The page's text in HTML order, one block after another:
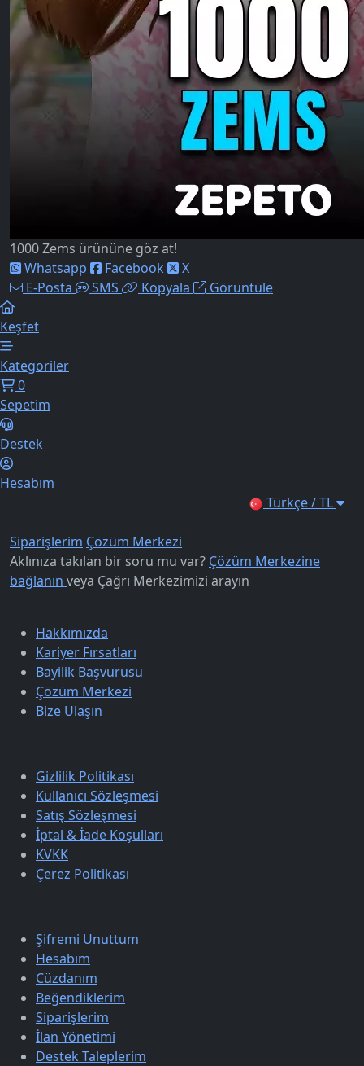
1000 Zems ürününe göz at!
Whatsapp
Facebook
X
E-Posta
SMS Kopyala Görüntüle
Keşfet
Kategoriler
0
Sepetim
Destek
Hesabım
Türkçe / TL
Siparişlerim Çözüm Merkezi
Aklınıza takılan bir soru mu var? Çözüm Merkezine
bağlanın veya Çağrı Merkezimizi arayın
Hakkımızda
Kariyer Fırsatları
Bayilik Başvurusu
Çözüm Merkezi
Bize Ulaşın
Gizlilik Politikası
Kullanıcı Sözleşmesi
Satış Sözleşmesi
İptal & İade Koşulları
KVKK
Çerez Politikası
Şifremi Unuttum
Hesabım
Cüzdanım
Beğendiklerim
Siparişlerim
İlan Yönetimi
Destek Taleplerim